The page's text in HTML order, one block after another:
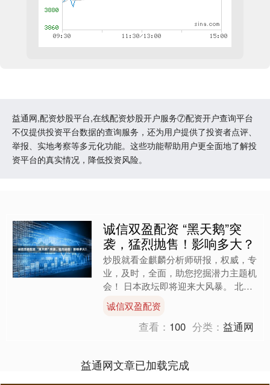
益通网,配资炒股平台,在线配资炒股开户服务⑦配资开户查询平台
不仅提供投资平台数据的查询服务，还为用户提供了投资者点评、
举报、实地考察等多元化功能。这些功能帮助用户更全面地了解投
资平台的真实情况，降低投资风险。
诚信双盈配资 “黑天鹅”突
袭，猛烈抛售！影响多大？
炒股就看金麒麟分析师研报，权威，专
业，及时，全面，助您挖掘潜力主题机
会！ 日本政坛即将迎来大风暴。 北京
时间7月20日晚间，据央视新闻，当地
时间20日，日媒发布....
诚信双盈配资
查看： 100 分类：益通网
益通网文章已加载完成